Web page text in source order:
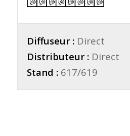
Diffuseur : Direct
Distributeur : Direct
Stand : 617/619